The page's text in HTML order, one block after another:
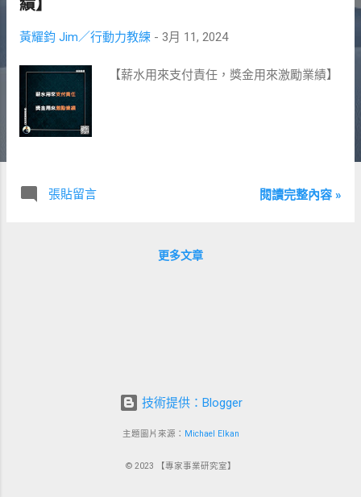
績】
黃耀鈞 Jim／行動力教練 - 3月 11, 2024
【薪水用來支付責任，獎金用來激勵業績】
張貼留言 閱讀完整內容 »
更多文章
技術提供：Blogger
主題圖片來源： Michael Elkan
© 2023 【專家事業研究室】